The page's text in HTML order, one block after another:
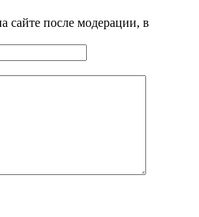
сайте после модерации, в